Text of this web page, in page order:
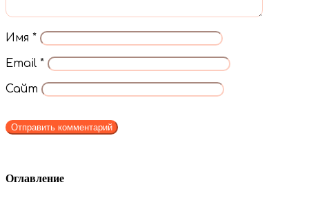
Имя *
Email *
Сайт
Оглавление